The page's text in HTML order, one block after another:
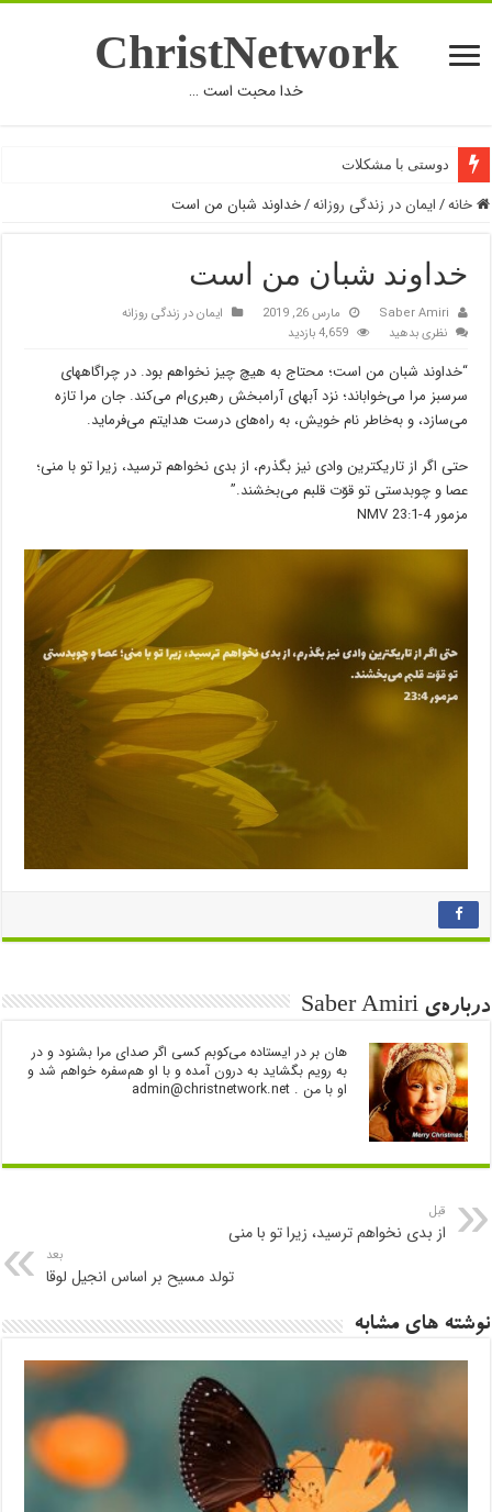
ChristNetwork
خدا محبت است …
دوستی با مشکلات
خانه/ایمان در زندگی روزانه/خداوند شبان من است
خداوند شبان من است
Saber Amiri مارس 26, 2019
ایمان در زندگی روزانه
نظری بدهید
4,659 بازدید
“خداوند شبان من است؛ محتاج به هیچ چیز نخواهم بود. در چراگاههای
سرسبز مرا می‌خواباند؛ نزد آبهای آرامبخش رهبری‌ام می‌کند. جان مرا تازه
می‌سازد، و به‌خاطر نام خویش، به راه‌های درست هدایتم می‌فرماید.
حتی اگر از تاریکترین وادی نیز بگذرم، از بدی نخواهم ترسید، زیرا تو با منی؛
عصا و چوبدستی تو قوّت قلبم می‌بخشند.”
‮‮مزمور‬ ‭23:1-4‬ ‭NMV‬‬
درباره‌ی Saber Amiri
هان بر در ایستاده می‌کوبم کسی اگر صدای مرا بشنود و در
به رویم بگشاید به درون آمده و با او هم‌سفره خواهم شد و
او با من .admin@christnetwork.net
قبل
از بدی نخواهم ترسید، زیرا تو با منی
بعد
تولد مسیح بر اساس انجیل لوقا
نوشته های مشابه